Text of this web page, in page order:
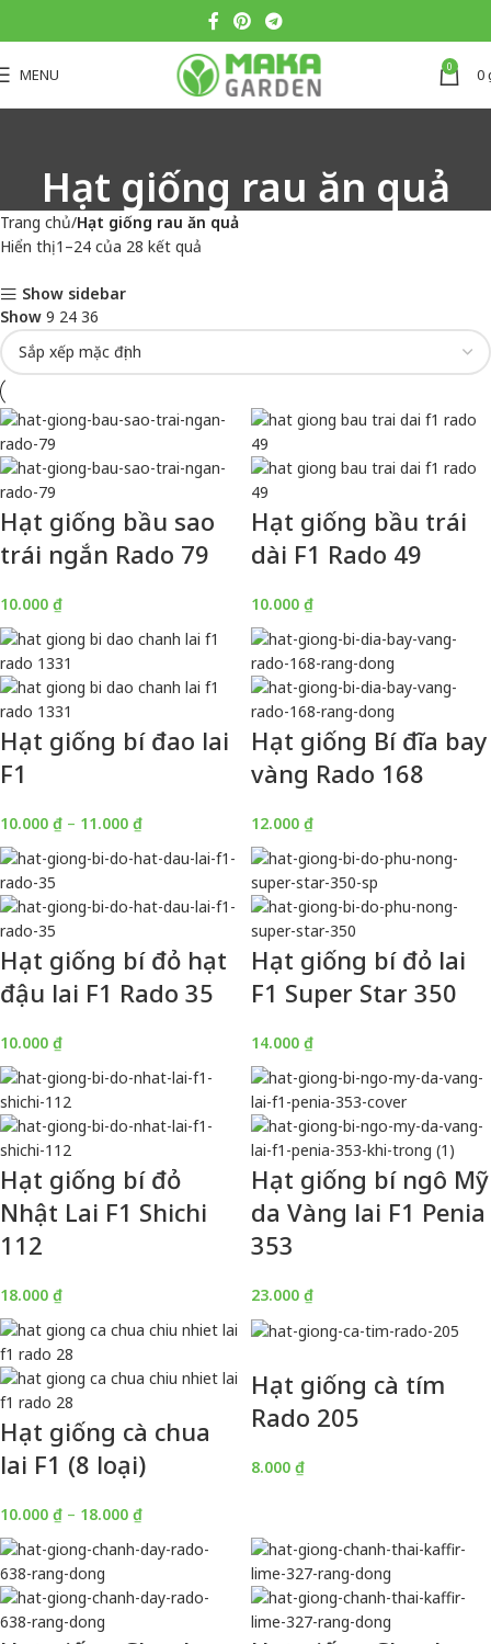
MENU 0 0
Hạt giống rau ăn quả
Trang chủ Hạt giống rau ăn quả
Hiển thị 1–24 của 28 kết quả
Show sidebar
Show 9 24 36
Hạt giống bầu sao
trái ngắn Rado 79
10.000 ₫
Hạt giống bầu trái
dài F1 Rado 49
10.000 ₫
Hạt giống bí đao lai
F1
10.000 ₫ – 11.000 ₫
Hạt giống Bí đĩa bay
vàng Rado 168
12.000 ₫
Hạt giống bí đỏ hạt
đậu lai F1 Rado 35
10.000 ₫
Hạt giống bí đỏ lai
F1 Super Star 350
14.000 ₫
Hạt giống bí đỏ
Nhật Lai F1 Shichi
112
18.000 ₫
Hạt giống bí ngô Mỹ
da Vàng lai F1 Penia
353
23.000 ₫
Hạt giống cà chua
lai F1 (8 loại)
10.000 ₫ – 18.000 ₫
Hạt giống cà tím
Rado 205
8.000 ₫